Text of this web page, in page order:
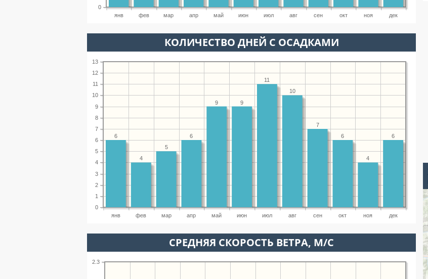
янв фев мар апр май июн июл авг сен окт ноя дек
0
КОЛИЧЕСТВО ДНЕЙ С ОСАДКАМИ
янв фев мар апр май июн июл авг сен окт ноя дек
0
1
2
3
4
5
6
7
8
9
10
11
12
13
6
4
6
7
10
11
9
9
6
5
4
6
СРЕДНЯЯ СКОРОСТЬ ВЕТРА, М/С
2.3